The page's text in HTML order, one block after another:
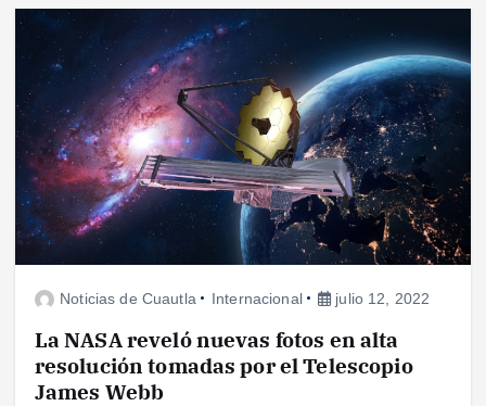
Noticias de Cuautla Internacional julio 12, 2022
La NASA reveló nuevas fotos en alta
resolución tomadas por el Telescopio
James Webb